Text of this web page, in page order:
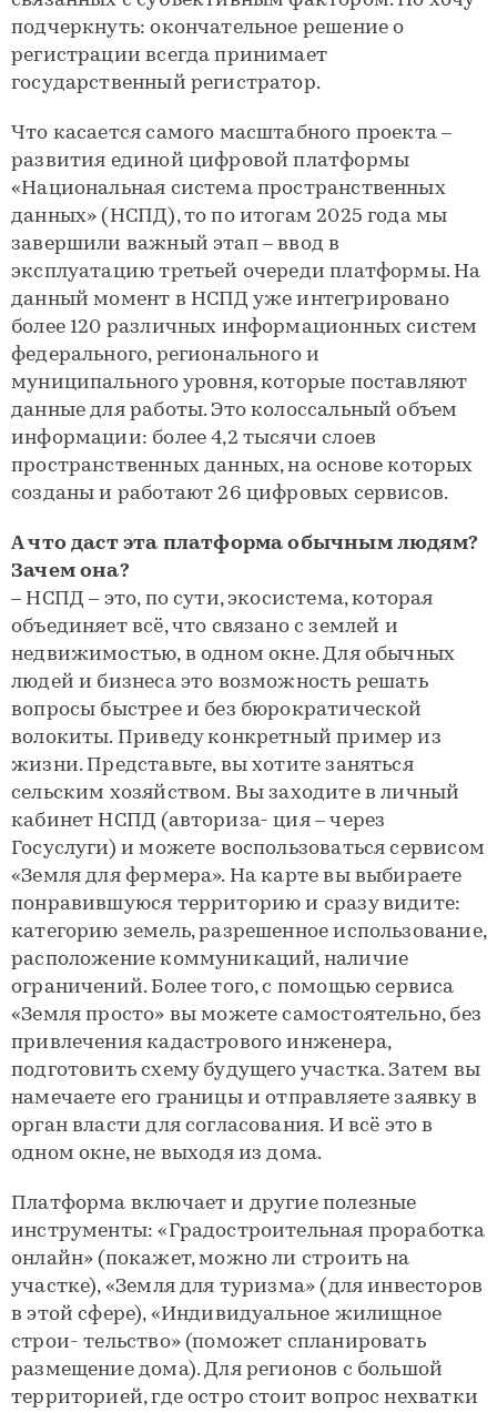
подчеркнуть: окончательное решение о
регистрации всегда принимает
государственный регистратор.
Что касается самого масштабного проекта –
развития единой цифровой платформы
«Национальная система пространственных
данных» (НСПД), то по итогам 2025 года мы
завершили важный этап – ввод в
эксплуатацию третьей очереди платформы. На
данный момент в НСПД уже интегрировано
более 120 различных информационных систем
федерального, регионального и
муниципального уровня, которые поставляют
данные для работы. Это колоссальный объем
информации: более 4,2 тысячи слоев
пространственных данных, на основе которых
созданы и работают 26 цифровых сервисов.
А что даст эта платформа обычным людям?
Зачем она?
– НСПД – это, по сути, экосистема, которая
объединяет всё, что связано с землей и
недвижимостью, в одном окне. Для обычных
людей и бизнеса это возможность решать
вопросы быстрее и без бюрократической
волокиты. Приведу конкретный пример из
жизни. Представьте, вы хотите заняться
сельским хозяйством. Вы заходите в личный
кабинет НСПД (авториза- ция – через
Госуслуги) и можете воспользоваться сервисом
«Земля для фермера». На карте вы выбираете
понравившуюся территорию и сразу видите:
категорию земель, разрешенное использование,
расположение коммуникаций, наличие
ограничений. Более того, с помощью сервиса
«Земля просто» вы можете самостоятельно, без
привлечения кадастрового инженера,
подготовить схему будущего участка. Затем вы
намечаете его границы и отправляете заявку в
орган власти для согласования. И всё это в
одном окне, не выходя из дома.
Платформа включает и другие полезные
инструменты: «Градостроительная проработка
онлайн» (покажет, можно ли строить на
участке), «Земля для туризма» (для инвесторов
в этой сфере), «Индивидуальное жилищное
строи- тельство» (поможет спланировать
размещение дома). Для регионов с большой
территорией, где остро стоит вопрос нехватки